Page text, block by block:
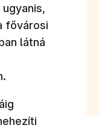
fővárosi
látná